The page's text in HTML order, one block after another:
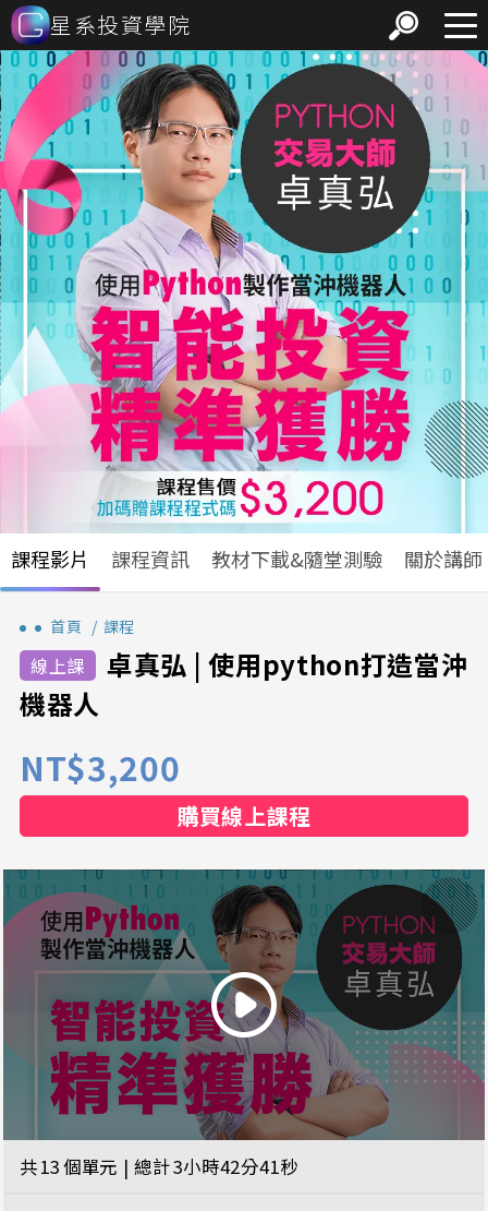
星系投資學院
課程影片 課程資訊 教材下載&隨堂測驗 關於講師
首頁 課程
卓真弘 | 使用python打造當沖
機器人
NT$3,200
購買線上課程
共13個單元 | 總計3小時42分41秒